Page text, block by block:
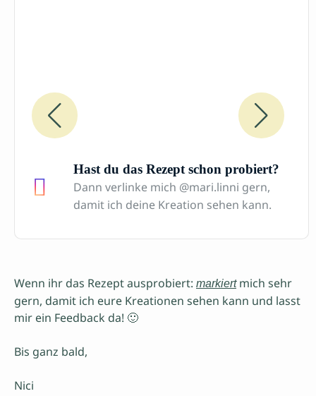
Hast du das Rezept schon probiert?
Dann verlinke mich @mari.linni gern,
damit ich deine Kreation sehen kann.
Wenn ihr das Rezept ausprobiert: markiertmich sehr
gern, damit ich eure Kreationen sehen kann und lasst
mir ein Feedback da! 🙂
Bis ganz bald,
Nici